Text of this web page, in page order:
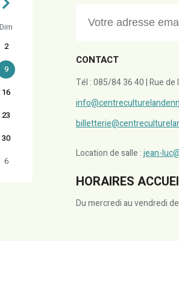
Dim
2
9
16
23
30
6
CONTACT
Tél : 085/84 36 40 | Rue de
Location de salle :jean-
HORAIRES
Du mercredi au vendredi